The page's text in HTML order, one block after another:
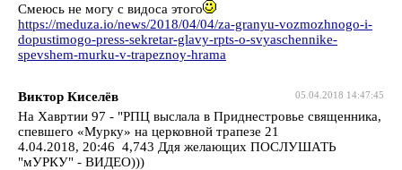
Смеюсь не могу с видоса этого
https://meduza.io/news/2018/04/04/za-granyu-vozmozhnogo-i-
dopustimogo-press-sekretar-glavy-rpts-o-svyaschennike-
spevshem-murku-v-trapeznoy-hrama
05.04.2018 14:47:45
Виктор Киселёв
На Хавртии 97 - "РПЦ выслала в Приднестровье священника,
спевшего «Мурку» на церковной трапезе 21
4.04.2018, 20:46 4,743 Ддя желающих ПОСЛУШАТЬ
"мУРКУ" - ВИДЕО)))